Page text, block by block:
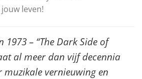
leven!
– “The Dark Side of
al meer dan vijf decennia
vernieuwing en